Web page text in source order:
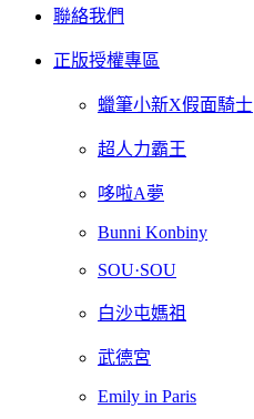
聯絡我們
正版授權專區
蠟筆小新X假面騎士
超人力霸王
哆啦A夢
Bunni Konbiny
SOU·SOU
白沙屯媽祖
武德宮
Emily in Paris